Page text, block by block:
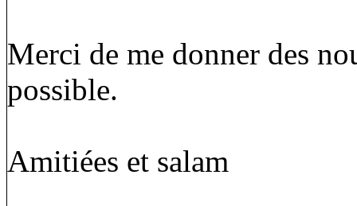
Merci de me donner des
possible.
Amitiées et salam